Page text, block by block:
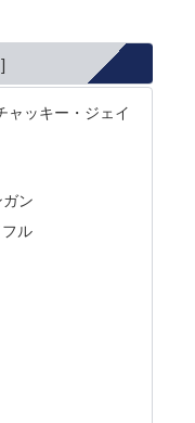
ャッキー・ジェイ
ン
ル